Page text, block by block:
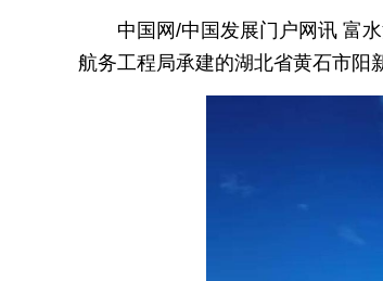
中国网/中国发展门户网讯 富
航务工程局承建的湖北省黄石市阳